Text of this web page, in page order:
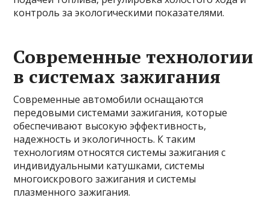
контроль за экологическими показателями.
Современные технологии
в системах зажигания
Современные автомобили оснащаются
передовыми системами зажигания, которые
обеспечивают высокую эффективность,
надежность и экологичность. К таким
технологиям относятся системы зажигания с
индивидуальными катушками, системы
многоискрового зажигания и системы
плазменного зажигания.